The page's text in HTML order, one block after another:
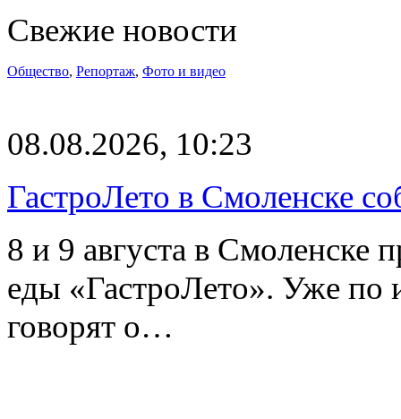
Свежие новости
Общество, Репортаж, Фото и видео
08.08.2026, 10:23
ГастроЛето в Смоленске
8 и 9 августа в Смоленске
еды «ГастроЛето». Уже по
говорят о…